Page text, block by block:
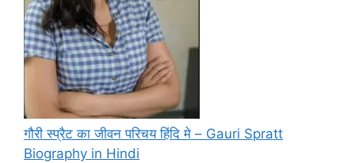
गौरी स्प्रैट का जीवन परिचय हिंदि मे – Gauri Spratt
Biography in Hindi